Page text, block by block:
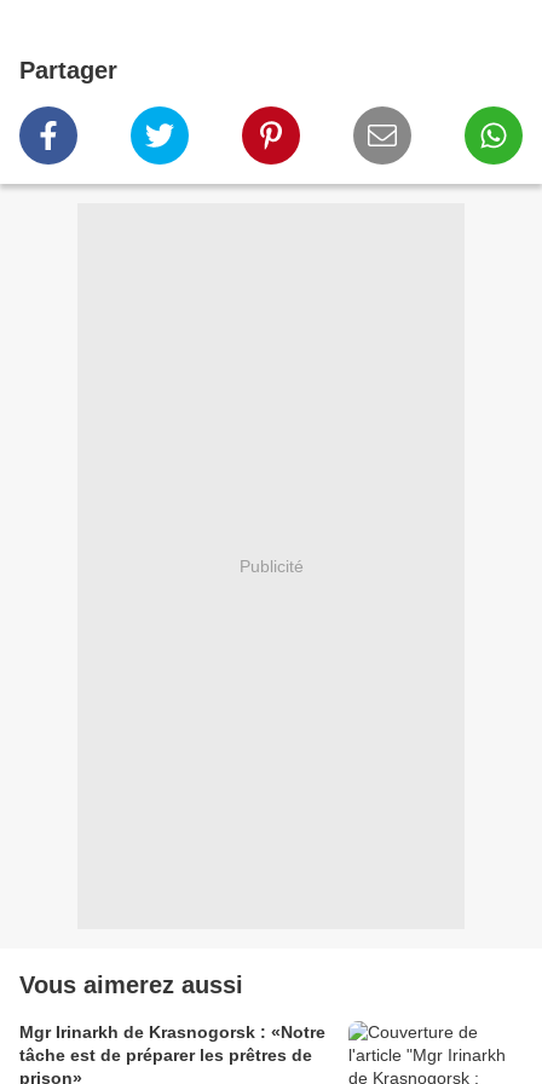
Partager
Publicité
Vous aimerez aussi
Mgr Irinarkh de Krasnogorsk : «Notre
tâche est de préparer les prêtres de
prison»